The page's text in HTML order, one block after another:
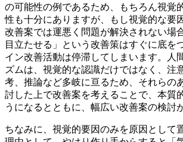
の可能性の例であるため、もちろん視覚
性も十分にありますが、もし視覚的な要
改善案では運悪く問題が解決されない場
目立たせる」という改善策はすぐに底を
イン改善活動は停滞してしまいます。人
ズムは、視覚的な認識だけではなく、注
考、推論など多岐に亘るため、それらの
討した上で改善案を考えることで、本質
うになるとともに、幅広い改善案の検討
ちなみに、視覚的要因のみを原因として